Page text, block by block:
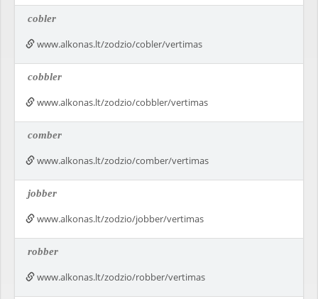
cobler
www.alkonas.lt/zodzio/cobler/vertimas
cobbler
www.alkonas.lt/zodzio/cobbler/vertimas
comber
www.alkonas.lt/zodzio/comber/vertimas
jobber
www.alkonas.lt/zodzio/jobber/vertimas
robber
www.alkonas.lt/zodzio/robber/vertimas